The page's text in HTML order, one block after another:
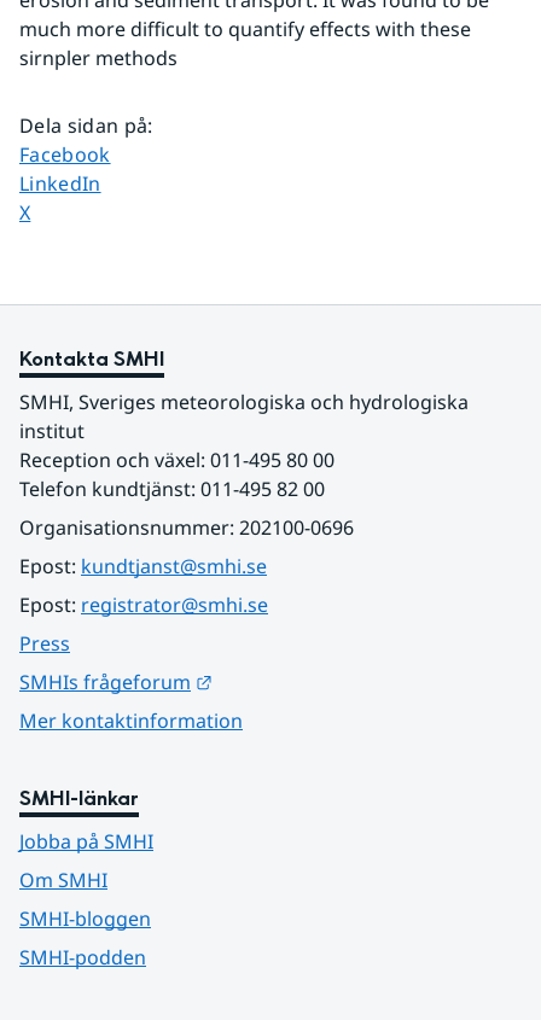
much more difficult to quantify effects with these
sirnpler methods
Dela sidan på:
Dela sidan på
Facebook
Dela sidan på
LinkedIn
Dela sidan på
X
Kontakta SMHI
SMHI, Sveriges meteorologiska och hydrologiska
institut
Reception och växel: 011-495 80 00
Telefon kundtjänst: 011-495 82 00
Organisationsnummer: 202100-0696
Epost: kundtjanst@smhi.se
Epost: registrator@smhi.se
Press
SMHIs frågeforum
Mer kontaktinformation
SMHI-länkar
Jobba på SMHI
Om SMHI
SMHI-bloggen
SMHI-podden